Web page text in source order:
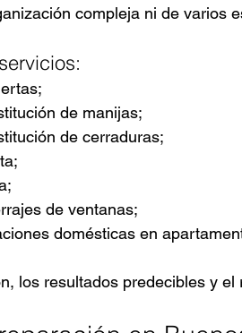
compleja ni de varios
de manijas;
de cerraduras;
de ventanas;
domésticas en
los resultados predecibles y